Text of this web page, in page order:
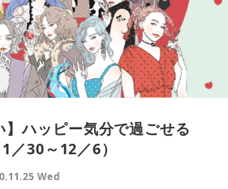
】ハッピー気分で過ごせる
／30～12／6）
Wed